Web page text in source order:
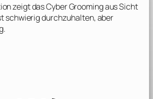
zeigt das Cyber Grooming aus Sicht
schwierig durchzuhalten, aber